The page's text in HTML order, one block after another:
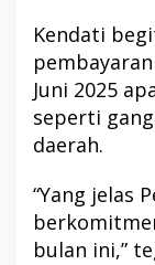
Kendati
Juni 2025
seperti
daerah.
“Yang jelas
bulan ini,”